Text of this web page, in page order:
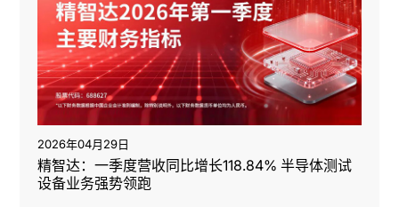
2026年04月29日
精智达：一季度营收同比增长118.84% 半导体测试
设备业务强势领跑